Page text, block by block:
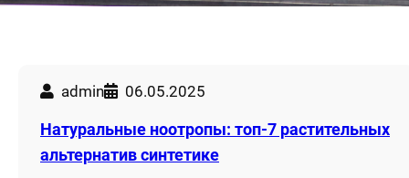
admin 06.05.2025
Натуральные ноотропы: топ-7 растительных
альтернатив синтетике